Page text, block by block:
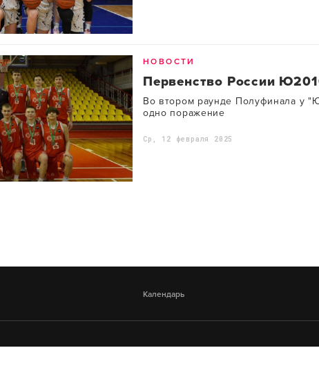
НОВОСТИ
Первенство России
Во втором раунде Полуфинала у
одно поражение
Ср, 12 февраля 2025
Календарь